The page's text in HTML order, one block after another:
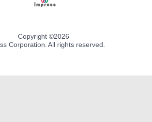
Copyright ©2026
Corporation. All rights reserved.